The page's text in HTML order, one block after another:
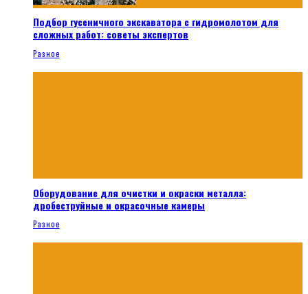
Подбор гусеничного экскаватора с гидромолотом для
сложных работ: советы экспертов
Разное
Оборудование для очистки и окраски металла:
дробеструйные и окрасочные камеры
Разное